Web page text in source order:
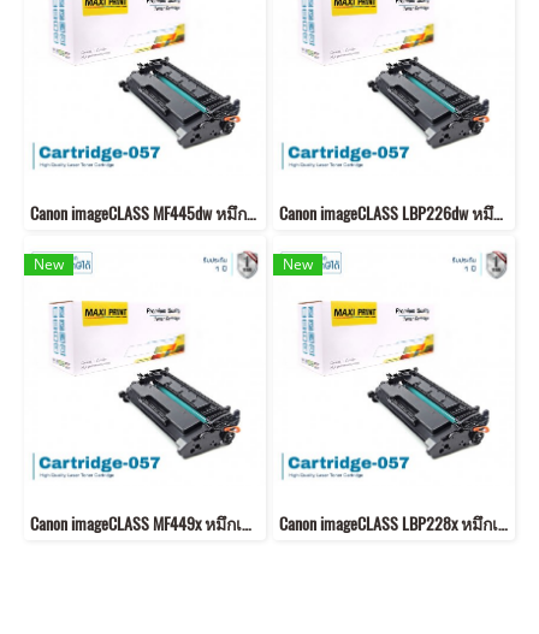
Canon imageCLASS MF445dw หมึกเครื่องปริ้น 057 พิมพ์คมชัด! Canon imageCLASS LBP226dw หมึกเครื่องปริ้น 057 คุณภาพสูง พิมพ์คมชัด!
New
Canon imageCLASS MF449x หมึกเครื่องปริ้น 057 พิมพ์คมชัด!
New
Canon imageCLASS LBP228x หมึกเครื่องปริ้น 057 คุณภาพสูง พิมพ์คมชัด!